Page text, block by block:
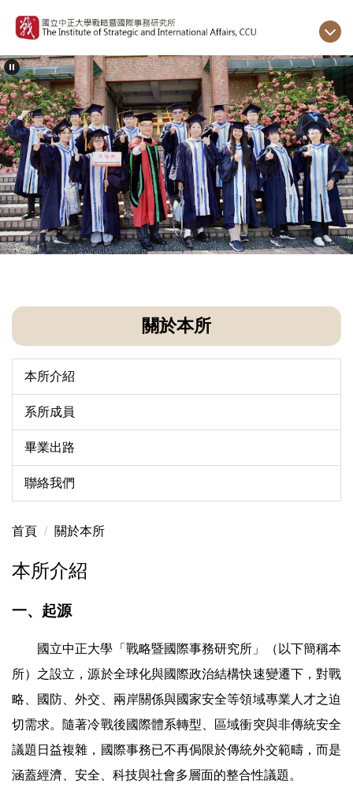
到
要
內
容
區
關於本所
本所介紹
系所成員
畢業出路
聯絡我們
首頁 關於本所
本所介紹
一、起源
國立中正大學「戰略暨國際事務研究所」（以下簡稱本
所）之設立，源於全球化與國際政治結構快速變遷下，對戰
略、國防、外交、兩岸關係與國家安全等領域專業人才之迫
切需求。隨著冷戰後國際體系轉型、區域衝突與非傳統安全
議題日益複雜，國際事務已不再侷限於傳統外交範疇，而是
涵蓋經濟、安全、科技與社會多層面的整合性議題。